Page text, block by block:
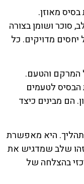
מאוזן.
סוכר ושומן בצורה
מדויקים. כל
המרקם והטעם.
לטעמים
הם מבינים כיצד
היא מאפשרת
שלב שמדגיש את
בהצלחה של